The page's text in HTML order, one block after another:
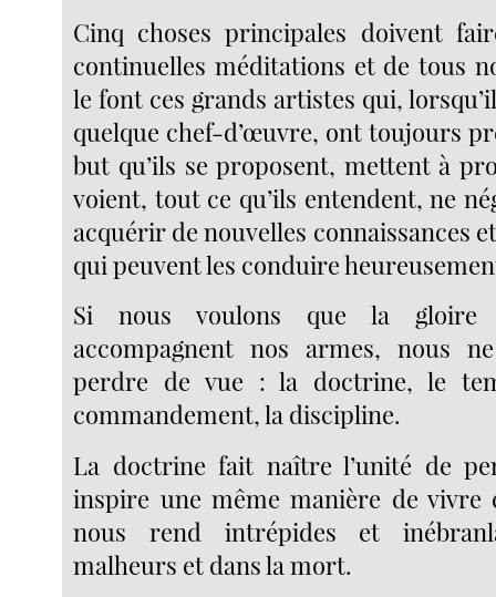
Cinq choses principales doivent
continuelles méditations et de tous
le font ces grands artistes qui,
quelque chef-d’œuvre, ont toujours
but qu’ils se proposent, mettent à
voient, tout ce qu’ils entendent, ne
acquérir de nouvelles connaissances
qui peuvent les conduire
Si nous voulons que la gloire
accompagnent nos armes, nous
perdre de vue : la doctrine, le
commandement, la discipline.
La doctrine fait naître l’unité de
inspire une même manière de
nous rend intrépides et
malheurs et dans la mort.